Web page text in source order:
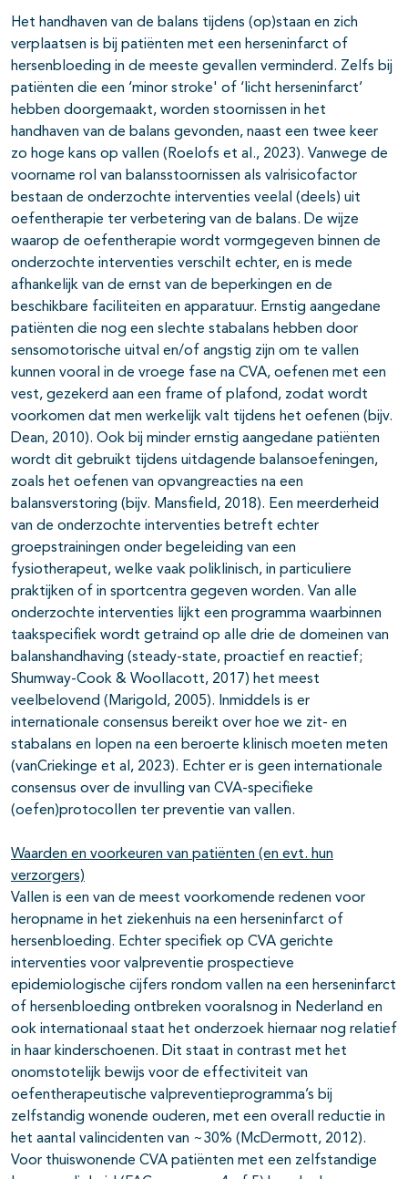
Het handhaven van de balans tijdens (op)staan en zich
verplaatsen is bij patiënten met een herseninfarct of
hersenbloeding in de meeste gevallen verminderd. Zelfs bij
patiënten die een ‘minor stroke' of ‘licht herseninfarct’
hebben doorgemaakt, worden stoornissen in het
handhaven van de balans gevonden, naast een twee keer
zo hoge kans op vallen (Roelofs et al., 2023). Vanwege de
voorname rol van balansstoornissen als valrisicofactor
bestaan de onderzochte interventies veelal (deels) uit
oefentherapie ter verbetering van de balans. De wijze
waarop de oefentherapie wordt vormgegeven binnen de
onderzochte interventies verschilt echter, en is mede
afhankelijk van de ernst van de beperkingen en de
beschikbare faciliteiten en apparatuur. Ernstig aangedane
patiënten die nog een slechte stabalans hebben door
sensomotorische uitval en/of angstig zijn om te vallen
kunnen vooral in de vroege fase na CVA, oefenen met een
vest, gezekerd aan een frame of plafond, zodat wordt
voorkomen dat men werkelijk valt tijdens het oefenen (bijv.
Dean, 2010). Ook bij minder ernstig aangedane patiënten
wordt dit gebruikt tijdens uitdagende balansoefeningen,
zoals het oefenen van opvangreacties na een
balansverstoring (bijv. Mansfield, 2018). Een meerderheid
van de onderzochte interventies betreft echter
groepstrainingen onder begeleiding van een
fysiotherapeut, welke vaak poliklinisch, in particuliere
praktijken of in sportcentra gegeven worden. Van alle
onderzochte interventies lijkt een programma waarbinnen
taakspecifiek wordt getraind op alle drie de domeinen van
balanshandhaving (steady-state, proactief en reactief;
Shumway-Cook & Woollacott, 2017) het meest
veelbelovend (Marigold, 2005). Inmiddels is er
internationale consensus bereikt over hoe we zit- en
stabalans en lopen na een beroerte klinisch moeten meten
(vanCriekinge et al, 2023). Echter er is geen internationale
consensus over de invulling van CVA-specifieke
(oefen)protocollen ter preventie van vallen.
Waarden en voorkeuren van patiënten (en evt. hun
verzorgers)
Vallen is een van de meest voorkomende redenen voor
heropname in het ziekenhuis na een herseninfarct of
hersenbloeding. Echter specifiek op CVA gerichte
interventies voor valpreventie prospectieve
epidemiologische cijfers rondom vallen na een herseninfarct
of hersenbloeding ontbreken vooralsnog in Nederland en
ook internationaal staat het onderzoek hiernaar nog relatief
in haar kinderschoenen. Dit staat in contrast met het
onomstotelijk bewijs voor de effectiviteit van
oefentherapeutische valpreventieprogramma’s bij
zelfstandig wonende ouderen, met een overall reductie in
het aantal valincidenten van ~30% (McDermott, 2012).
Voor thuiswonende CVA patiënten met een zelfstandige